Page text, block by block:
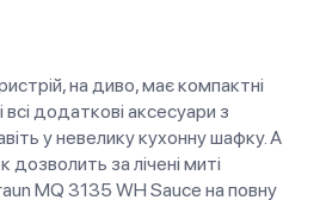
на диво, має компактні
додаткові аксесуари з
у невелику кухонну шафку. А
за лічені миті
MQ 3135 WH Sauce на повну